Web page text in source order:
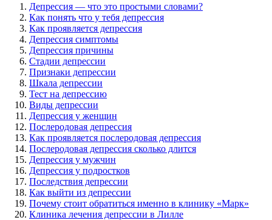
Депрессия — что это простыми словами?
Как понять что у тебя депрессия
Как проявляется депрессия
Депрессия симптомы
Депрессия причины
Стадии депрессии
Признаки депрессии
Шкала депрессии
Тест на депрессию
Виды депрессии
Депрессия у женщин
Послеродовая депрессия
Как проявляется послеродовая депрессия
Послеродовая депрессия сколько длится
Депрессия у мужчин
Депрессия у подростков
Последствия депрессии
Как выйти из депрессии
Почему стоит обратиться именно в клинику «Марк»
Клиника лечения депрессии в Лилле